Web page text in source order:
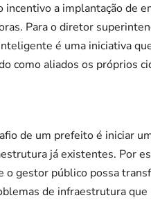
incentivo a implantação de
Para o diretor
é uma iniciativa
como aliados os próprios
de um prefeito é iniciar
já existentes. Por
o gestor público possa
de infraestrutura